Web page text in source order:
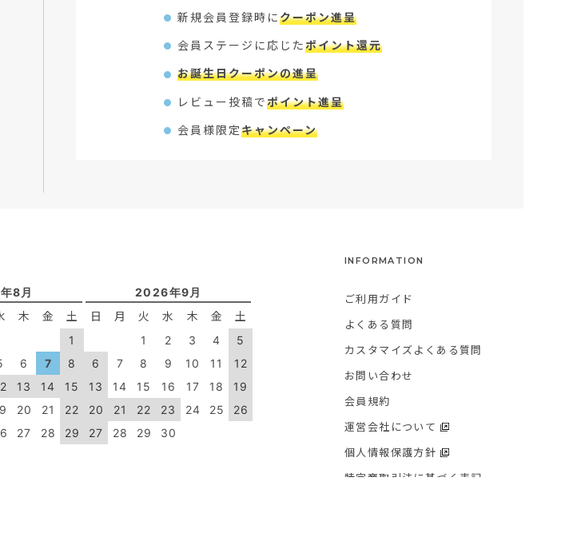
新規会員登録時にクーポン進呈
会員ステージに応じたポイント還元
お誕生日クーポンの進呈
レビュー投稿でポイント進呈
会員様限定キャンペーン
8月
木 金 土
1
6 7
8
13 14
15
20 21
22
27 28
29
2026年9月
日 月 火 水 木 金 土
1 2 3 4
5
6
7 8 9 10 11
12
13
14 15 16 17 18
19
20
21 22 23 24 25
26
27
28 29 30
INFORMATION
ご利用ガイド
よくある質問
カスタマイズよくある質問
お問い合わせ
会員規約
運営会社について
個人情報保護方針
特定商取引法に基づく表記